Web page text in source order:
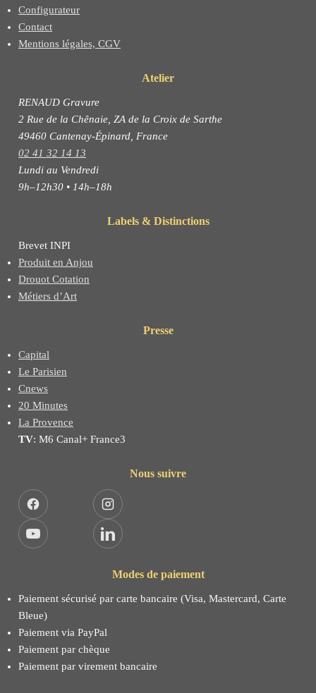
Configurateur
Contact
Mentions légales, CGV
Atelier
RENAUD Gravure
2 Rue de la Chênaie, ZA de la Croix de Sarthe
49460 Cantenay-Épinard, France
02 41 32 14 13
Lundi au Vendredi
9h–12h30 • 14h–18h
Labels & Distinctions
Brevet INPI
Produit en Anjou
Drouot Cotation
Métiers d’Art
Presse
Capital
Le Parisien
Cnews
20 Minutes
La Provence
TV: M6 Canal+ France3
Nous suivre
Facebook Instagram
YouTube LinkedIn
Modes de paiement
Paiement sécurisé par carte bancaire (Visa, Mastercard, Carte
Bleue)
Paiement via PayPal
Paiement par chèque
Paiement par virement bancaire